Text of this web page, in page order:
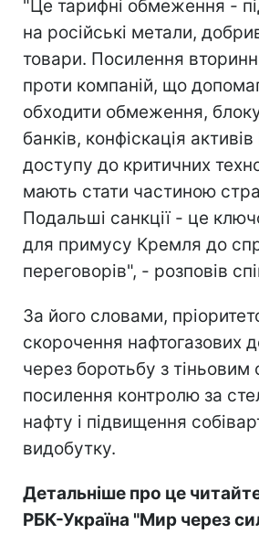
"Це тарифні обмеження -
на російські метали,
товари. Посилення
проти компаній, що
обходити обмеження,
банків, конфіскація
доступу до критичних
мають стати частиною
Подальші санкції - це
для примусу Кремля до
переговорів", - розповів
За його словами,
скорочення нафтогазових
через боротьбу з тіньовим
посилення контролю за
нафту і підвищення
видобутку.
Детальніше про це
РБК-Україна "Мир через